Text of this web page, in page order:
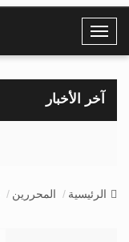
T
o
g
v
آخر الأخبار
الرئيسية المحررين